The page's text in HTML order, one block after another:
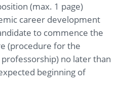
(max. 1 page)
career development
to commence the
(procedure for the
no later than
beginning of